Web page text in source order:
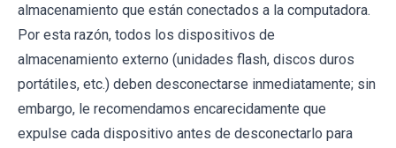
almacenamiento que están conectados a la computadora.
Por esta razón, todos los dispositivos de
almacenamiento externo (unidades flash, discos duros
portátiles, etc.) deben desconectarse inmediatamente; sin
embargo, le recomendamos encarecidamente que
expulse cada dispositivo antes de desconectarlo para